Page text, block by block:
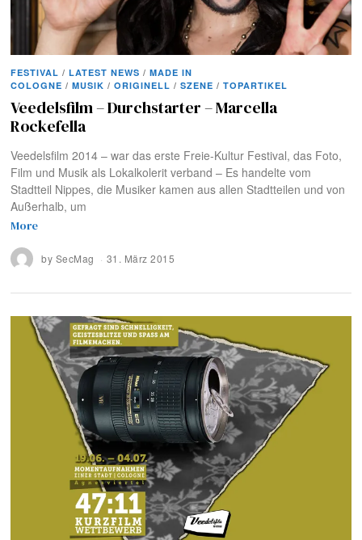
FESTIVAL / LATEST NEWS / MADE IN
COLOGNE / MUSIK / ORIGINELL / SZENE / TOPARTIKEL
Veedelsfilm – Durchstarter – Marcella
Rockefella
Veedelsfilm 2014 – war das erste Freie-Kultur Festival, das Foto,
Film und Musik als Lokalkolerit verband – Es handelte vom
Stadtteil Nippes, die Musiker kamen aus allen Stadtteilen und von
Außerhalb, um
More
by SecMag 31. März 2015